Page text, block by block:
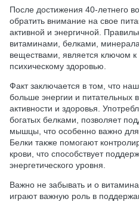
После достижения 40-летнего
обратить внимание на свое
активной и энергичной.
витаминами, белками,
веществами, является ключом
психическому здоровью.
Факт заключается в том, что
больше энергии и питательных
активности и здоровья.
богатых белками, позволяет
мышцы, что особенно важно для
Белки также помогают
крови, что способствует
энергетического уровня.
Важно не забывать и о
играют важную роль в